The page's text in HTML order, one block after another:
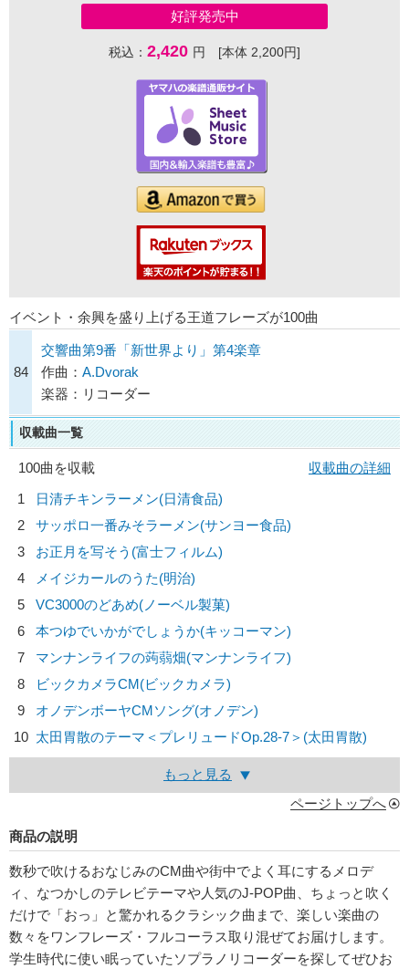
好評発売中
税込： 2,420 円 [本体 2,200円]
イベント・余興を盛り上げる王道フレーズが100曲
84
交響曲第9番「新世界より」第4楽章
作曲： A.Dvorak
楽器：リコーダー
収載曲一覧
100曲を収載
収載曲の詳細
1
日清チキンラーメン(日清食品)
2
サッポロ一番みそラーメン(サンヨー食品)
3
お正月を写そう(富士フィルム)
4
メイジカールのうた(明治)
5
VC3000のどあめ(ノーベル製菓)
6
本つゆでいかがでしょうか(キッコーマン)
7
マンナンライフの蒟蒻畑(マンナンライフ)
8
ビックカメラCM(ビックカメラ)
9
オノデンボーヤCMソング(オノデン)
10 太田胃散のテーマ＜プレリュードOp.28-7＞(太田胃散)
もっと見る
ページトップへ
商品の説明
数秒で吹けるおなじみのCM曲や街中でよく耳にするメロデ
ィ、なつかしのテレビテーマや人気のJ-POP曲、ちょっと吹く
だけで「おっ」と驚かれるクラシック曲まで、楽しい楽曲の
数々をワンフレーズ・フルコーラス取り混ぜてお届けします。
学生時代に使い眠っていたソプラノリコーダーを探してぜひお